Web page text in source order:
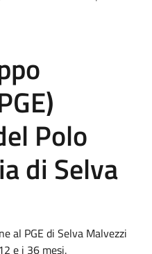
Polo
di Selva
al PGE di Selva Malvezzi
e i 36 mesi.